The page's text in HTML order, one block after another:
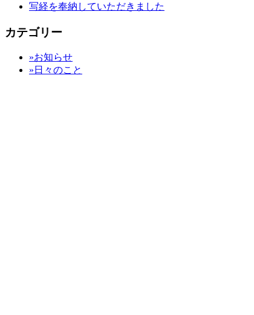
写経を奉納していただきました
カテゴリー
»お知らせ
»日々のこと